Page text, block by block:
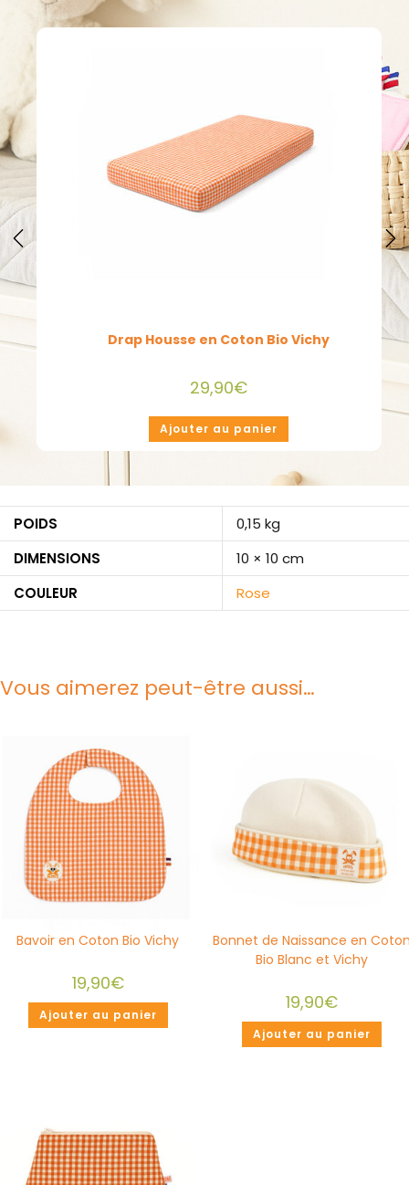
Drap Housse en Coton Bio Vichy
29,90€
Ajouter au panier
POIDS
0,15 kg
DIMENSIONS
10 × 10 cm
COULEUR
Rose
Vous aimerez peut-être aussi…
Bavoir en Coton Bio Vichy
19,90€
Ajouter au panier
Bonnet de Naissance en
Bio Blanc et Vichy
19,90€
Ajouter au panier